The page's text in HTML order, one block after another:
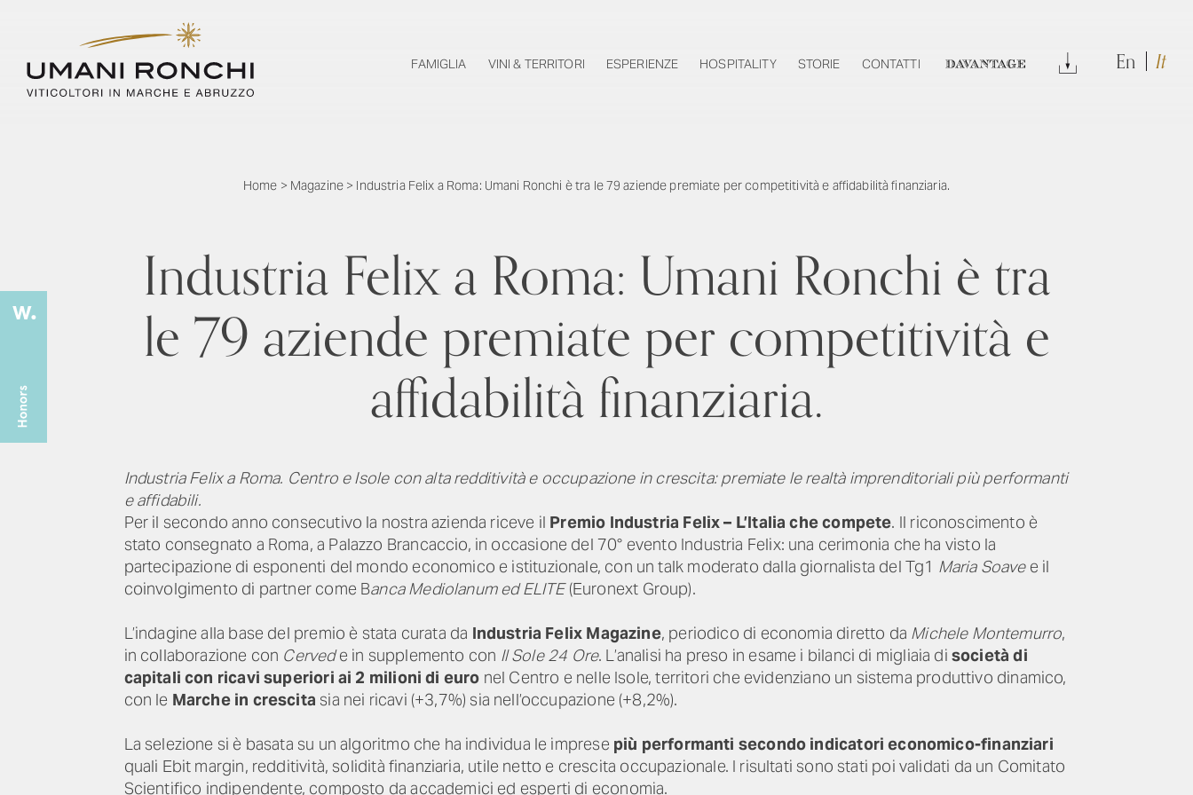
FAMIGLIA VINI & TERRITORI ESPERIENZE HOSPITALITY STORIE CONTATTI DAVANTAGE DOWNLOAD
En It
Home > Magazine > Industria Felix a Roma: Umani Ronchi è tra le 79 aziende premiate per competitività e affidabilità finanziaria.
Industria Felix a Roma: Umani Ronchi è tra
le 79 aziende premiate per competitività e
affidabilità finanziaria.
Industria Felix a Roma. Centro e Isole con alta redditività e occupazione in crescita: premiate le realtà imprenditoriali più performanti
e affidabili.
Per il secondo anno consecutivo la nostra azienda riceve il Premio Industria Felix – L’Italia che compete. Il riconoscimento è
stato consegnato a Roma, a Palazzo Brancaccio, in occasione del 70° evento Industria Felix: una cerimonia che ha visto la
partecipazione di esponenti del mondo economico e istituzionale, con un talk moderato dalla giornalista del Tg1 Maria Soavee il
coinvolgimento di partner come Banca Mediolanum ed ELITE(Euronext Group).
L’indagine alla base del premio è stata curata da Industria Felix Magazine, periodico di economia diretto da Michele Montemurro,
in collaborazione con Cervede in supplemento con Il Sole 24 Ore. L’analisi ha preso in esame i bilanci di migliaia di società di
capitali con ricavi superiori ai 2 milioni di euro nel Centro e nelle Isole, territori che evidenziano un sistema produttivo dinamico,
con le Marche in crescita sia nei ricavi (+3,7%) sia nell’occupazione (+8,2%).
La selezione si è basata su un algoritmo che ha individua le imprese più performanti secondo indicatori economico-finanziari
quali Ebit margin, redditività, solidità finanziaria, utile netto e crescita occupazionale. I risultati sono stati poi validati da un Comitato
Scientifico indipendente, composto da accademici ed esperti di economia.